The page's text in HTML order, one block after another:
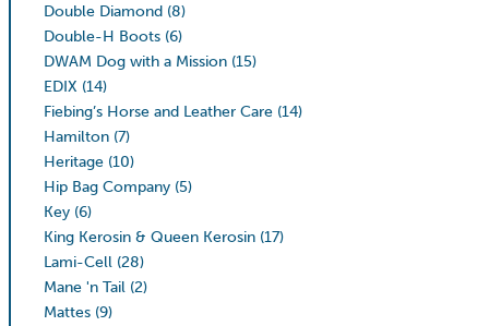
Double Diamond (8)
Double-H Boots (6)
DWAM Dog with a Mission (15)
EDIX (14)
Fiebing’s Horse and Leather Care (14)
Hamilton (7)
Heritage (10)
Hip Bag Company (5)
Key (6)
King Kerosin & Queen Kerosin (17)
Lami-Cell (28)
Mane 'n Tail (2)
Mattes (9)